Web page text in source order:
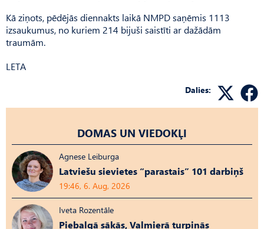
Kā ziņots, pēdējās diennakts laikā NMPD saņēmis 1113
izsaukumus, no kuriem 214 bijuši saistīti ar dažādām
traumām.
LETA
Dalies:
DOMAS UN VIEDOKĻI
Agnese Leiburga
Latviešu sievietes “parastais” 101 darbiņš
19:46, 6. Aug, 2026
Iveta Rozentāle
Piebalgā sākās, Valmierā turpinās